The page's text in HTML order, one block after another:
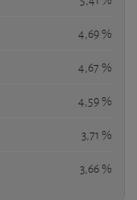
4,69 %
4,67 %
4,59 %
3,71 %
3,66 %